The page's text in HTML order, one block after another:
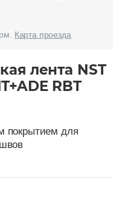
Карта проезда
лента NST
RBT
покрытием для